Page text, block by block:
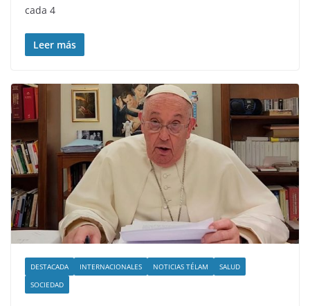
cada 4
Leer más
DESTACADA INTERNACIONALES NOTICIAS TÉLAM
SALUD
SOCIEDAD